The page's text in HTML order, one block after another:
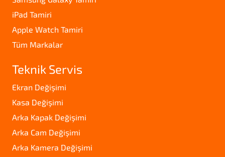
iPad Tamiri
Apple Watch Tamiri
Tüm Markalar
Teknik Servis
Ekran Değişimi
Kasa Değişimi
Arka Kapak Değişimi
Arka Cam Değişimi
Arka Kamera Değişimi